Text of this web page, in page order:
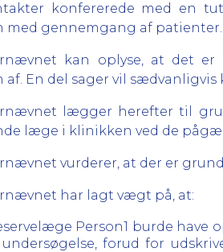
konfererede med en
med gennemgang af patienter.
kan oplyse, at det er
af. En del sager vil
lægger herefter til
læge i klinikken ved de
vurderer, at der er
har lagt vægt på, at:
Person1 burde
forud for